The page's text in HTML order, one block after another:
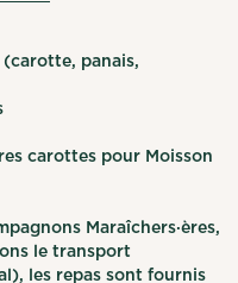
(carotte, panais,
carottes pour Moisson
Maraîchers·ères,
le transport
les repas sont fournis